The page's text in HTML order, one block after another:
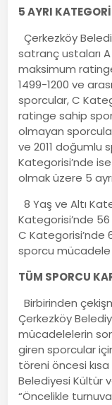
5 AYRI
Çerkezköy
satranç ustaları
maksimum
1499-1200 ve
sporcular, C
ratinge sahip
olmayan
ve 2011 doğumlu
Kategorisi’nde
olmak üzere 5
8 Yaş ve Altı
Kategorisi’nde
C Kategorisi’nde
sporcu
TÜM SPORCU
Birbirinden
Çerkezköy
mücadelelerin
giren sporcular
töreni öncesi
Belediyesi Kültür
“Öncelikle